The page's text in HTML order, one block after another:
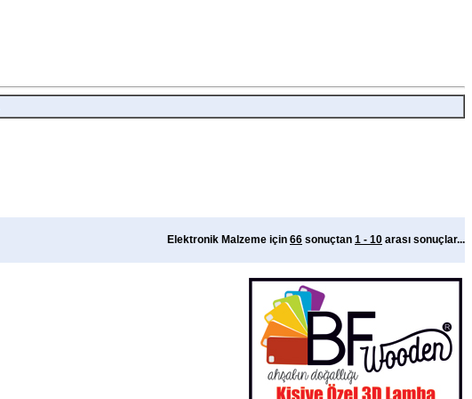
Elektronik Malzeme için 66 sonuçtan 1 - 10 arası sonuçlar...